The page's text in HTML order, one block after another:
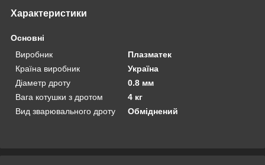
Характеристики
Основні
Виробник
Плазматек
Країна виробник
Україна
Діаметр дроту
0.8 мм
Вага котушки з дротом
4 кг
Вид зварювального дроту
Обміднений